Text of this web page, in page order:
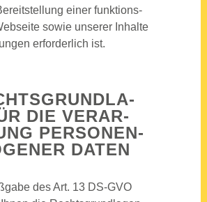
einer funk­ti­ons­
sowie unse­rer Inhal­te
erfor­der­lich ist.
DIE VER­AR­
PER­SO­NEN­
DATEN
des Art. 13 DS-GVO